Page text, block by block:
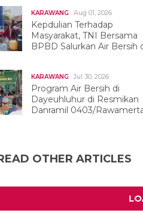
KARAWANG Aug 01, 2026
Kepdulian Terhadap
Masyarakat, TNI Bersama
BPBD Salurkan Air Bersih
KARAWANG Jul 30, 2026
Program Air Bersih di
Dayeuhluhur di Resmikan
Danramil 0403/
OTHER ARTICLES